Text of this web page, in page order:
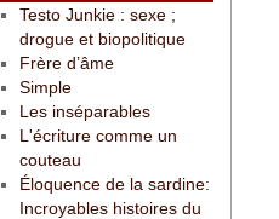
Testo Junkie : sexe ;
drogue et biopolitique
Frère d’âme
Simple
Les inséparables
L'écriture comme un
couteau
Éloquence de la sardine:
Incroyables histoires du